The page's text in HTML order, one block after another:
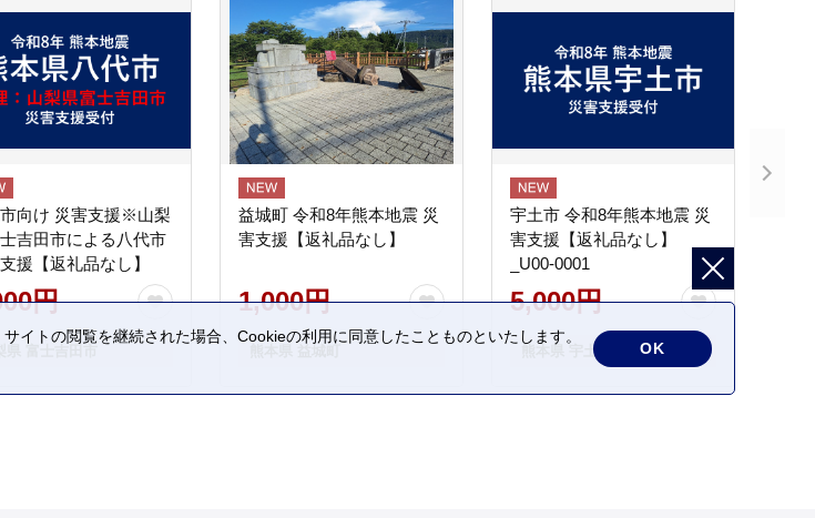
向け 災害支援※山梨
吉田市による八代市
援【返礼品なし】
円
益城町 令和8年熊本地震 災
害支援【返礼品なし】
1,000円
宇土市 令和8年熊本地震 災
害支援【返礼品なし】
_U00-0001
5,000円
熊本県 宇土市
トの閲覧を継続された場合、Cookieの利用に同意したことものといたします。
OK